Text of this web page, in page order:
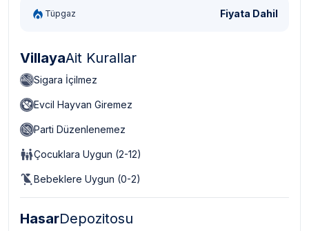
Tüpgaz Fiyata Dahil
VillayaAit Kurallar
Sigara İçilmez
Evcil Hayvan Giremez
Parti Düzenlenemez
Çocuklara Uygun (2-12)
Bebeklere Uygun (0-2)
HasarDepozitosu